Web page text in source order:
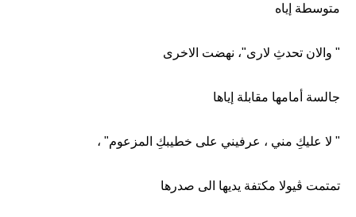
متوسطة إياه
" والان تحدثِ لارى"، نهضت الاخرى
جالسة أمامها مقابلة إياها
" لا عليكِ مني ، عرفيني على خطيبكِ المزعوم" ،
تمتمت ڤيولا مكتفة يديها الى صدرها